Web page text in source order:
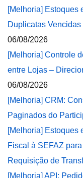
[Melhoria] Estoques
Duplicatas
06/08/2026
[Melhoria] Controle
entre Lojas –
06/08/2026
[Melhoria] CRM:
Paginados do
[Melhoria] Estoques
Fiscal à SEFAZ
Requisição de
[Melhoria] API: